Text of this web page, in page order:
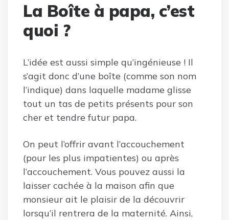
La Boîte à papa, c’est
quoi ?
L’idée est aussi simple qu’ingénieuse ! Il
s’agit donc d’une boîte (comme son nom
l’indique) dans laquelle madame glisse
tout un tas de petits présents pour son
cher et tendre futur papa.
On peut l’offrir avant l’accouchement
(pour les plus impatientes) ou après
l’accouchement. Vous pouvez aussi la
laisser cachée à la maison afin que
monsieur ait le plaisir de la découvrir
lorsqu’il rentrera de la maternité. Ainsi,